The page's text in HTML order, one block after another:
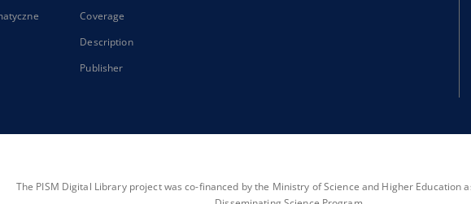
Coverage
Description
Publisher
The PISM Digital Library project was co-financed by the Ministry of Science and Higher Education